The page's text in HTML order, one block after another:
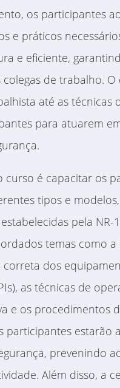
os participantes
e práticos
e eficiente,
colegas de trabalho.
até as técnicas
para atuarem
é capacitar os
tipos e
pela NR-
temas como a
correta dos
as técnicas de
e os procedimentos
participantes estarão
prevenindo
Além disso, a